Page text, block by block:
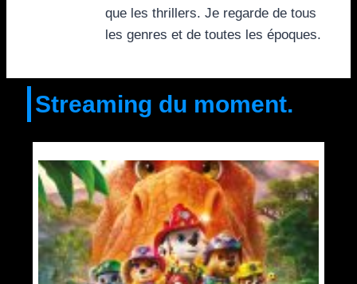
que les thrillers. Je regarde de tous
les genres et de toutes les époques.
Streaming du moment.